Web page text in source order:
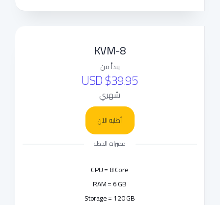
KVM-8
يبدأ من
$39.95 USD
شهري
أطلبه الآن
مميزات الخطة
CPU = 8 Core
RAM = 6 GB
Storage = 120 GB